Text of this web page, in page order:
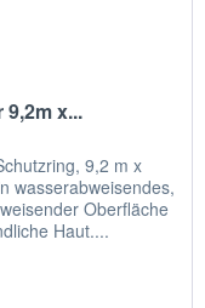
x...
9,2 m x
wasserabweisendes,
Oberfläche
Haut....